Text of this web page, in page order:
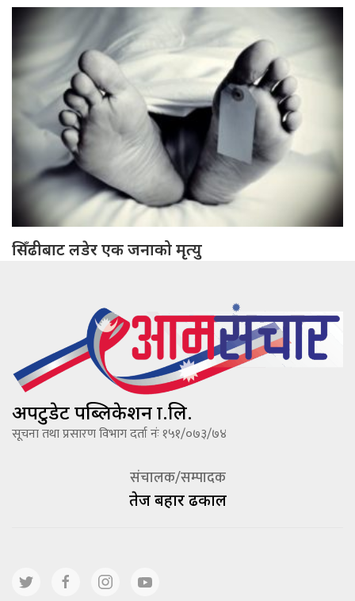
सिँढीबाट लडेर एक जनाको मृत्यु
अपटुडेट पब्लिकेशन प्रा.लि.
सूचना तथा प्रसारण विभाग दर्ता नंः १५१/०७३/७४
संचालक/सम्पादक
तेज बहादूर ढकाल